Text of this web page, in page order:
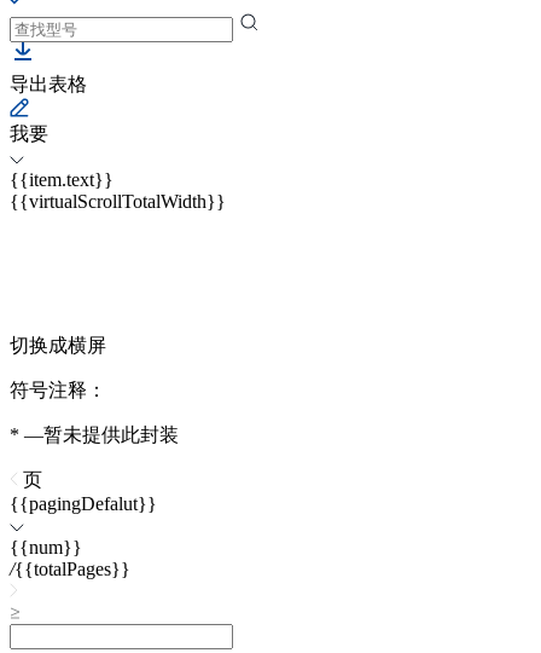
导出表格
我要
{{item.text}}
{{virtualScrollTotalWidth}}
切换成横屏
符号注释：
* —暂未提供此封装
页
{{pagingDefalut}}
{{num}}
/{{totalPages}}